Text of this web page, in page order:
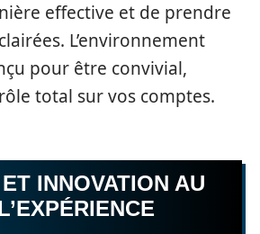
effective et de prendre
L’environnement
pour être convivial,
total sur vos comptes.
INNOVATION AU